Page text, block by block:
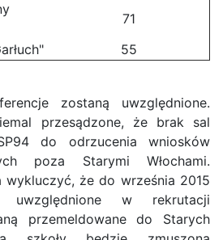
71
55
zostaną uwzględnione.
przesądzone, że brak sal
do odrzucenia wniosków
poza Starymi Włochami.
wykluczyć, że do września 2015
w rekrutacji
przemeldowane do Starych